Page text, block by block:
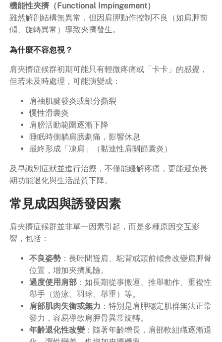
機能性夾擠（Functional Impingement）
雖然解剖結構無異常，但因肩胛動作控制不良（如肩胛前
傾、旋轉異常）導致夾擠發生。
為什麼不容忽視？
肩夾擠症候群初期可能只有輕微疼痛或「卡卡」的感覺，
但若未及時處理，可能演變成：
肩袖肌腱發炎或部分撕裂
慢性滑囊炎
肩膀活動範圍逐漸下降
睡眠時側躺肩膀劇痛，影響休息
最終形成「凍肩」（黏連性肩關節囊炎）
及早識別症狀並進行治療，不僅能緩解疼痛，更能避免長
期功能退化與生活品質下降。
常見成因與誘發因素
肩夾擠症候群並非單一因素引起，而是多種原因交互影
響，包括：
不良姿勢：長時間聳肩、駝背或頭前傾會改變肩胛骨
位置，增加夾擠風險。
過度使用肩部：如長期從事搬運、推舉動作、重複性
舉手（游泳、羽球、舉重）等。
肩部肌肉失衡或無力 ：特別是肩胛穩定肌群無法正常
發力，容易導致肩胛骨異常旋轉。
年齡退化性改變：隨著年齡增長，肩部軟組織逐漸退